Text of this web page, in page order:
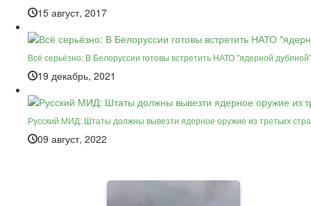
15 август, 2017
Всё серьёзно: В Белоруссии готовы встретить НАТО "ядерной дубиной"
19 декабрь, 2021
Русский МИД: Штаты должны вывезти ядерное оружие из третьих
09 август, 2022